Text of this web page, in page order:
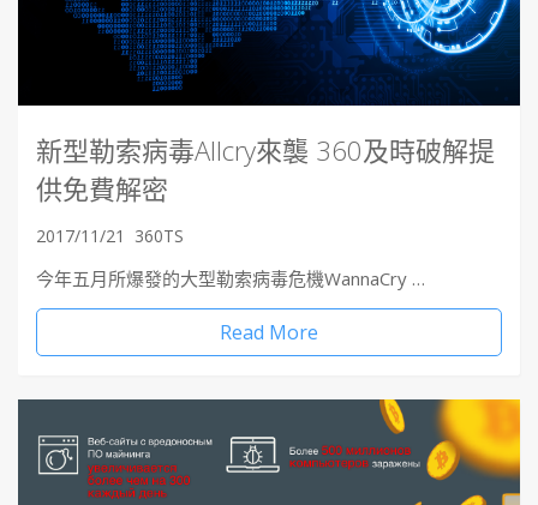
新型勒索病毒Allcry來襲 360及時破解提
供免費解密
2017/11/21 360TS
今年五月所爆發的大型勒索病毒危機WannaCry …
Read More